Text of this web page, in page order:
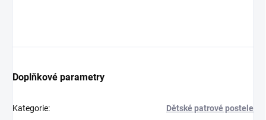
Doplňkové parametry
Kategorie: Dětské patrové postele